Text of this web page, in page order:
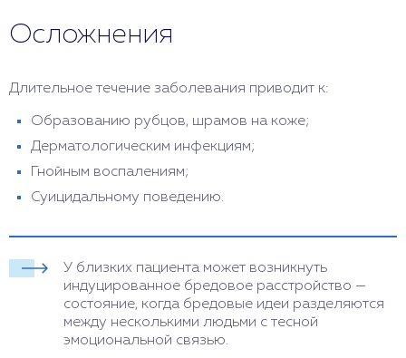
Осложнения
Длительное течение заболевания приводит к:
Образованию рубцов, шрамов на коже;
Дерматологическим инфекциям;
Гнойным воспалениям;
Суицидальному поведению.
У близких пациента может возникнуть
индуцированное бредовое расстройство —
состояние, когда бредовые идеи разделяются
между несколькими людьми с тесной
эмоциональной связью.